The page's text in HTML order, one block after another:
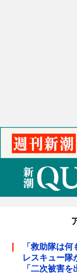
「救助隊は
レスキュー
「二次被害